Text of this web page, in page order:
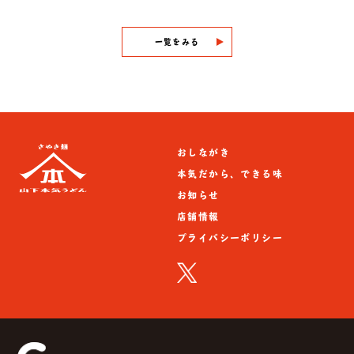
一覧をみる
おしながき
本気だから、できる味
お知らせ
店舗情報
プライバシーポリシー